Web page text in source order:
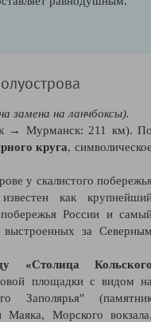
замена на ланчбоксы).
→ Мурманск: 211 км).
круга,
у скалистого
как
России и
за
«Столица
площадки с видом
Заполярья"
Морского